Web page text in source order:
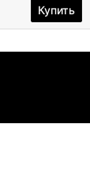
Купить